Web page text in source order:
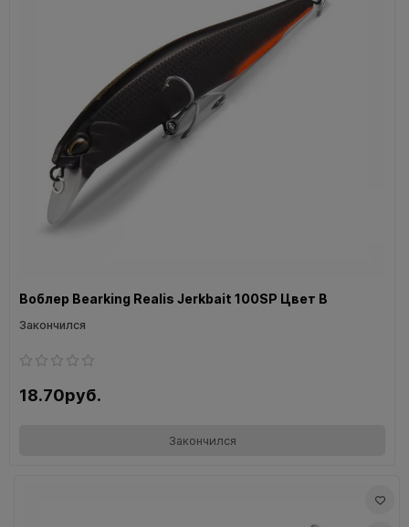
Воблер Bearking Realis Jerkbait 100SP Цвет B
Закончился
18.70руб.
Закончился